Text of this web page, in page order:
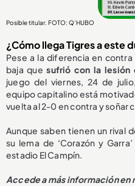
Posible titular. FOTO: Q’HUBO
¿Cómo llega Tigres a este
Pese a la diferencia en
baja quesufrió con la lesión
juego del viernes, 24 de
equipo capitalino está
vuelta al 2-0 en contra y soñar
Aunque saben tienen un rival
su lema de ‘Corazón y
estadio El Campín.
Accede a más información en